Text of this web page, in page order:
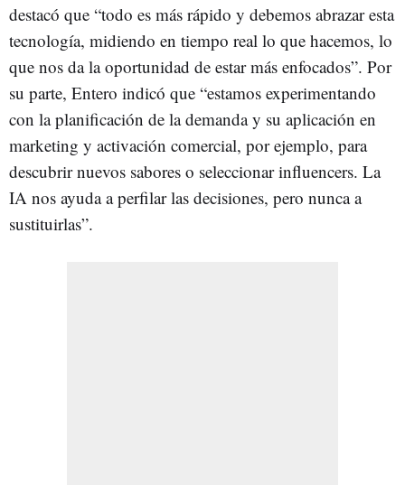
destacó que “todo es más rápido y debemos abrazar esta
tecnología, midiendo en tiempo real lo que hacemos, lo
que nos da la oportunidad de estar más enfocados”. Por
su parte, Entero indicó que “estamos experimentando
con la planificación de la demanda y su aplicación en
marketing y activación comercial, por ejemplo, para
descubrir nuevos sabores o seleccionar influencers. La
IA nos ayuda a perfilar las decisiones, pero nunca a
sustituirlas”.